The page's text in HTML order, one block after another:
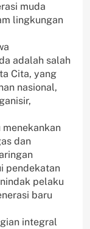
muda
lingkungan
adalah salah
Cita, yang
nasional,
dan
pendekatan
pelaku
baru
integral